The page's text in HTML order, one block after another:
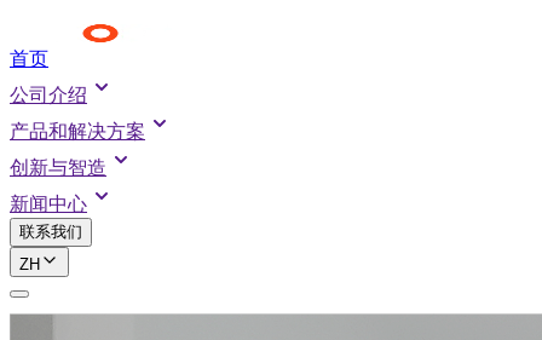
首页
公司介绍
产品和解决方案
创新与智造
新闻中心
联系我们
ZH